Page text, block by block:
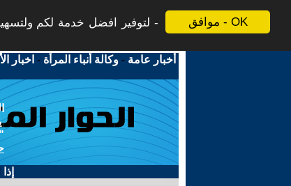
موافق - OK
لتوفير افضل خدمة لكم
أخبار عامة -وكالة أنباء المرأة - اخبار